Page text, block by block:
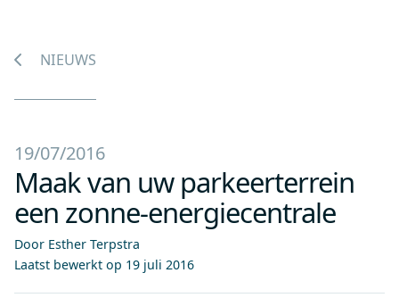
NIEUWS
19/07/2016
Maak van uw parkeerterrein
een zonne-energiecentrale
Door Esther Terpstra
Laatst bewerkt op 19 juli 2016